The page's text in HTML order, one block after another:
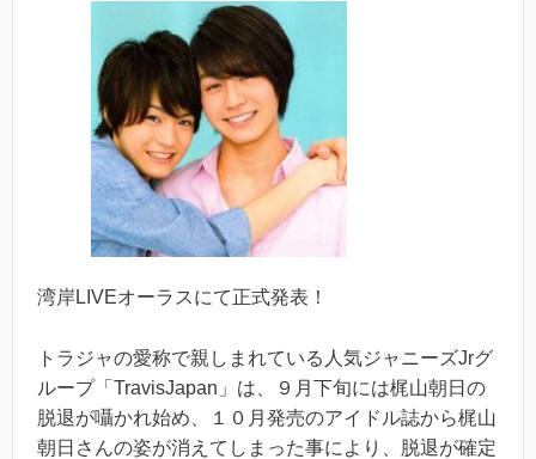
湾岸LIVEオーラスにて正式発表！
トラジャの愛称で親しまれている人気ジャニーズJrグ
ループ「TravisJapan」は、９月下旬には梶山朝日の
脱退が囁かれ始め、１０月発売のアイドル誌から梶山
朝日さんの姿が消えてしまった事により、脱退が確定